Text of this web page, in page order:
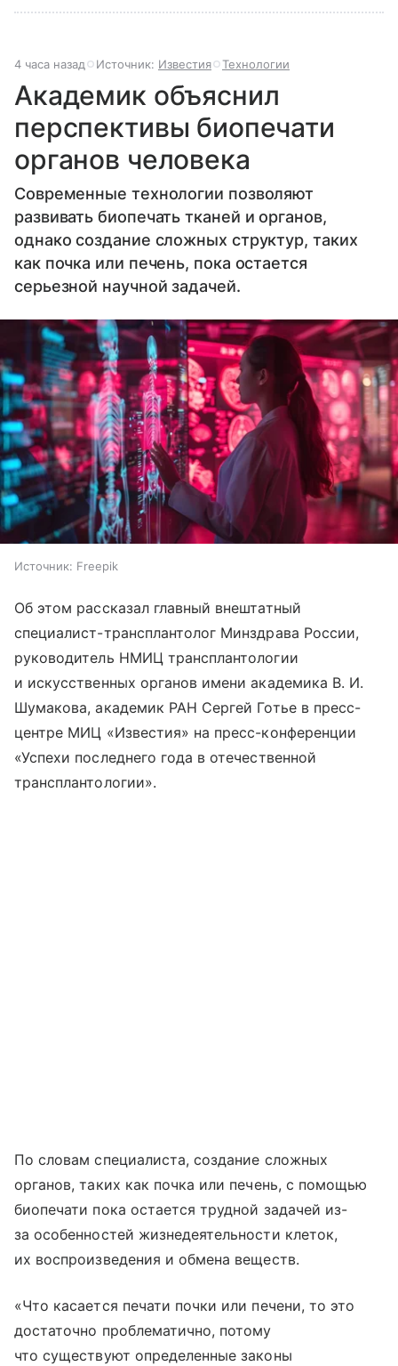
4 часа назад Источник: Известия Технологии
Академик объяснил
перспективы биопечати
органов человека
Современные технологии позволяют
развивать биопечать тканей и органов,
однако создание сложных структур, таких
как почка или печень, пока остается
серьезной научной задачей.
Источник: Freepik
Об этом рассказал главный внештатный
специалист-трансплантолог Минздрава России,
руководитель НМИЦ трансплантологии
и искусственных органов имени академика В. И.
Шумакова, академик РАН Сергей Готье в пресс-
центре МИЦ «Известия» на пресс-конференции
«Успехи последнего года в отечественной
трансплантологии».
По словам специалиста, создание сложных
органов, таких как почка или печень, с помощью
биопечати пока остается трудной задачей из-
за особенностей жизнедеятельности клеток,
их воспроизведения и обмена веществ.
«Что касается печати почки или печени, то это
достаточно проблематично, потому
что существуют определенные законы